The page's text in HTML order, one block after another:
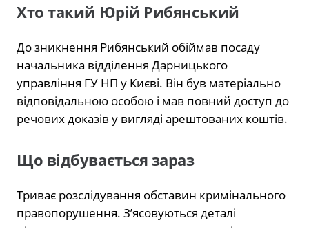
Хто такий Юрій Рибянський
До зникнення Рибянський обіймав посаду
начальника відділення Дарницького
управління ГУ НП у Києві. Він був матеріально
відповідальною особою і мав повний доступ до
речових доказів у вигляді арештованих коштів.
Що відбувається зараз
Триває розслідування обставин кримінального
правопорушення. З’ясовуються деталі